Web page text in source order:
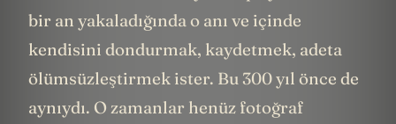
bir an yakaladığında o anı ve içinde
kendisini dondurmak, kaydetmek, adeta
ölümsüzleştirmek ister. Bu 300 yıl önce de
aynıydı. O zamanlar henüz fotoğraf